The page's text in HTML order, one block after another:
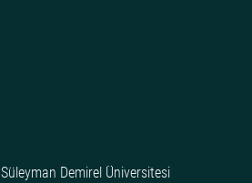
Süleyman Demirel Üniversitesi